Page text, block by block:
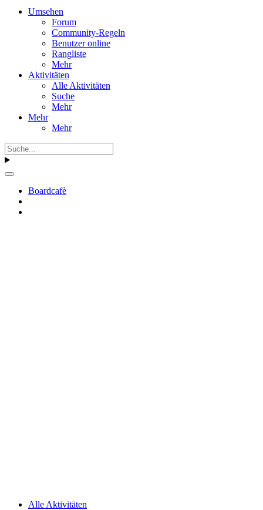
Umsehen
Forum
Community-Regeln
Benutzer online
Rangliste
Mehr
Aktivitäten
Alle Aktivitäten
Suche
Mehr
Mehr
Mehr
Boardcafè
Alle Aktivitäten